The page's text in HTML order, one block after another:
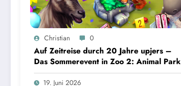
Christian 0
Auf Zeitreise durch 20 Jahre upjers –
Das Sommerevent in Zoo 2: Animal Park
19. Juni 2026